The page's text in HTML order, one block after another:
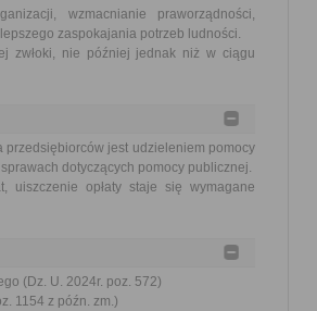
wzmacnianie praworządności,
zaspokajania potrzeb ludności.
zwłoki, nie później jednak niż w ciągu
przedsiębiorców jest udzieleniem pomocy
dotyczących pomocy publicznej.
uiszczenie opłaty staje się wymagane
(Dz. U. 2024r. poz. 572)
1154 z późn. zm.)